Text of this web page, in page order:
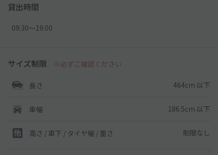
貸出時間
09:30〜19:00
サイズ制限 ※必ずご確認ください
長さ 464cm 以下
車幅 186.5cm 以下
高さ / 車下 / タイヤ幅 / 重さ 制限なし